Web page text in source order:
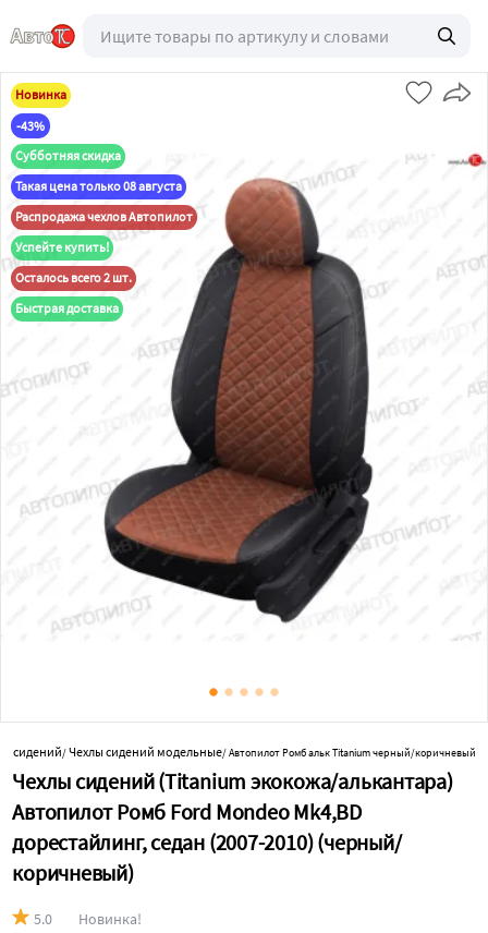
Новинка
-43%
Субботняя скидка
Такая цена только 08 августа
Распродажа чехлов Автопилот
Успейте купить!
Осталось всего 2 шт.
Быстрая доставка
сидений/Чехлы сидений модельные/Автопилот Ромб альк Titanium черный/коричневый
Чехлы сидений (Titanium экокожа/алькантара)
Автопилот Ромб Ford Mondeo Mk4,BD
дорестайлинг, седан (2007-2010) (черный/
коричневый)
5.0 Новинка!